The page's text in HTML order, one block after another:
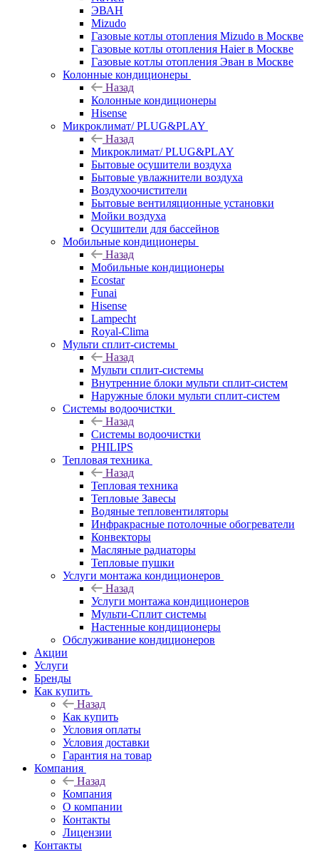
ЭВАН
Mizudo
Газовые котлы отопления Mizudo в Москве
Газовые котлы отопления Haier в Москве
Газовые котлы отопления Эван в Москве
Колонные кондиционеры
Назад
Колонные кондиционеры
Hisense
Микроклимат/ PLUG&PLAY
Назад
Микроклимат/ PLUG&PLAY
Бытовые осушители воздуха
Бытовые увлажнители воздуха
Воздухоочистители
Бытовые вентиляционные установки
Мойки воздуха
Осушители для бассейнов
Мобильные кондиционеры
Назад
Мобильные кондиционеры
Ecostar
Funai
Hisense
Lampecht
Royal-Clima
Мульти сплит-системы
Назад
Мульти сплит-системы
Внутренние блоки мульти сплит-систем
Наружные блоки мульти сплит-систем
Системы водоочистки
Назад
Системы водоочистки
PHILIPS
Тепловая техника
Назад
Тепловая техника
Тепловые Завесы
Водяные тепловентиляторы
Инфракрасные потолочные обогреватели
Конвекторы
Масляные радиаторы
Тепловые пушки
Услуги монтажа кондиционеров
Назад
Услуги монтажа кондиционеров
Мульти-Сплит системы
Настенные кондиционеры
Обслуживание кондиционеров
Акции
Услуги
Бренды
Как купить
Назад
Как купить
Условия оплаты
Условия доставки
Гарантия на товар
Компания
Назад
Компания
О компании
Контакты
Лицензии
Контакты